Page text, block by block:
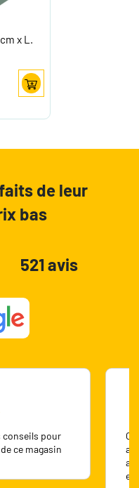
x L.
de leur
bas
521 avis
conseils pour
ce magasin